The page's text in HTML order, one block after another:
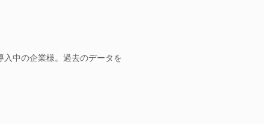
中の企業様。過去のデータを